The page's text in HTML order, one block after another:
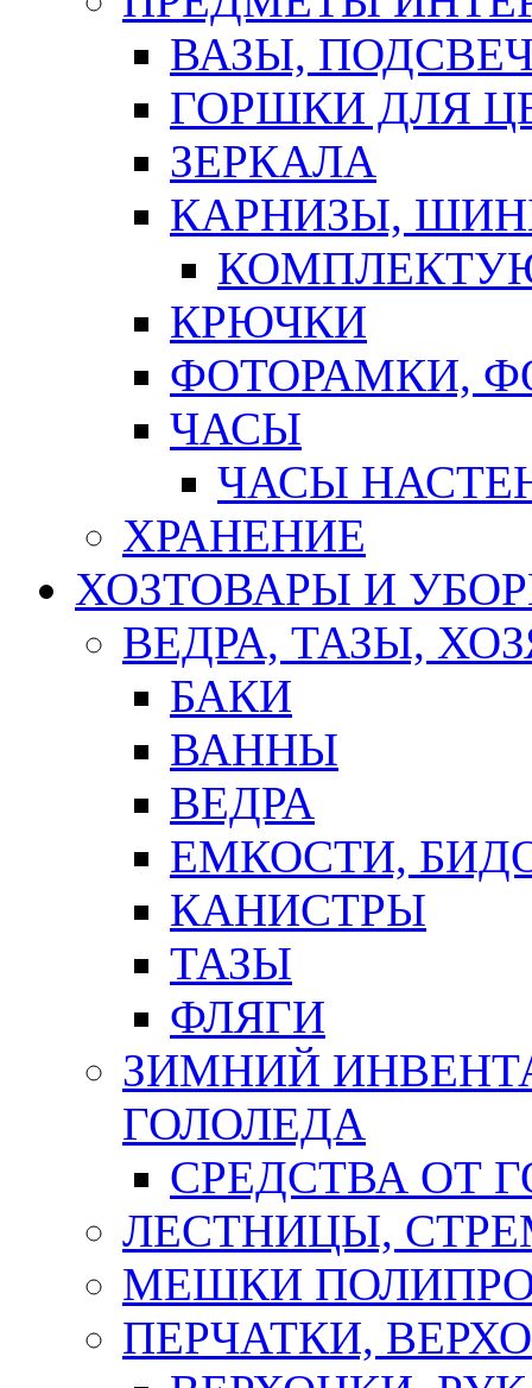
ВАЗЫ,
ГОРШКИ ДЛЯ
ЗЕРКАЛА
КАРНИЗЫ,
КРЮЧКИ
ФОТОРАМКИ,
ЧАСЫ
ЧАСЫ
ХРАНЕНИЕ
ХОЗТОВАРЫ И
ВЕДРА, ТАЗЫ,
БАКИ
ВАННЫ
ВЕДРА
ЕМКОСТИ,
КАНИСТРЫ
ТАЗЫ
ФЛЯГИ
ЗИМНИЙ
ГОЛОЛЕДА
СРЕДСТВА ОТ
ЛЕСТНИЦЫ,
МЕШКИ
ПЕРЧАТКИ,